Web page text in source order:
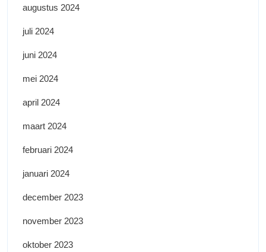
augustus 2024
juli 2024
juni 2024
mei 2024
april 2024
maart 2024
februari 2024
januari 2024
december 2023
november 2023
oktober 2023